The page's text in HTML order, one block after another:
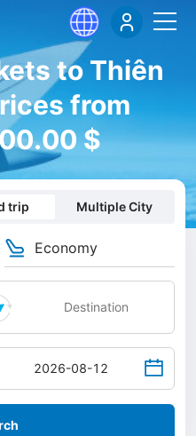
to Thiên
from
$
trip Multiple City
Economy